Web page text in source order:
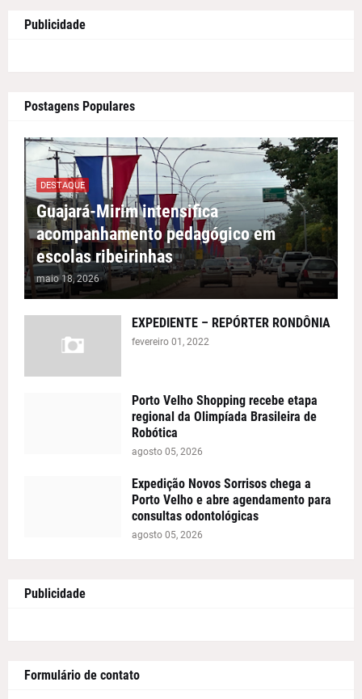
Publicidade
Postagens Populares
DESTAQUE
Guajará-Mirim intensifica
acompanhamento pedagógico em
escolas ribeirinhas
maio 18, 2026
EXPEDIENTE – REPÓRTER RONDÔNIA
fevereiro 01, 2022
Porto Velho Shopping recebe etapa
regional da Olimpíada Brasileira de
Robótica
agosto 05, 2026
Expedição Novos Sorrisos chega a
Porto Velho e abre agendamento para
consultas odontológicas
agosto 05, 2026
Publicidade
Formulário de contato